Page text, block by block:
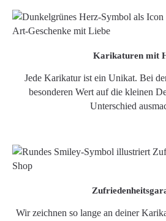
Karikaturen mit
Jede Karikatur ist ein Unikat. Bei
besonderen Wert auf die kleinen
Unterschied
Wir zeichnen so lange an deiner